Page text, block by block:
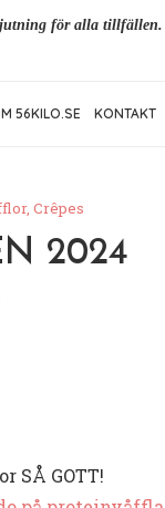
för alla tillfällen.
56KILO.SE KONTAKT
Crêpes
2024
SÅ GOTT!